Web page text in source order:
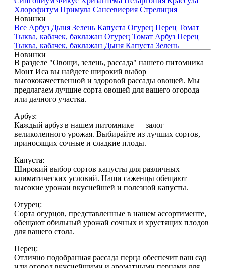
Хлорофитум Примула Сансевиерия Стрелиция
Новинки
Все Арбуз Дыня Зелень Капуста Огурец Перец Томат
Тыква, кабачек, баклажан Огурец Томат Арбуз Перец
Тыква, кабачек, баклажан Дыня Капуста Зелень
Новинки
В разделе "Овощи, зелень, рассада" нашего питомника
Монт Иса вы найдете широкий выбор
высококачественной и здоровой рассады овощей. Мы
предлагаем лучшие сорта овощей для вашего огорода
или дачного участка.
Арбуз:
Каждый арбуз в нашем питомнике — залог
великолепного урожая. Выбирайте из лучших сортов,
приносящих сочные и сладкие плоды.
Капуста:
Широкий выбор сортов капусты для различных
климатических условий. Наши саженцы обещают
высокие урожаи вкуснейшей и полезной капусты.
Огурец:
Сорта огурцов, представленные в нашем ассортименте,
обещают обильный урожай сочных и хрустящих плодов
для вашего стола.
Перец:
Отлично подобранная рассада перца обеспечит ваш сад